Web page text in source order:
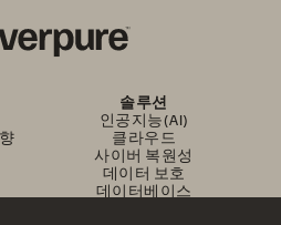
솔루션
인공지능(AI)
클라우드
사이버 복원성
데이터 보호
데이터베이스